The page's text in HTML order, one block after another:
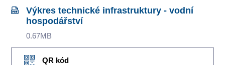
Výkres technické infrastruktury - vodní
hospodářství
0.67MB
QR kód